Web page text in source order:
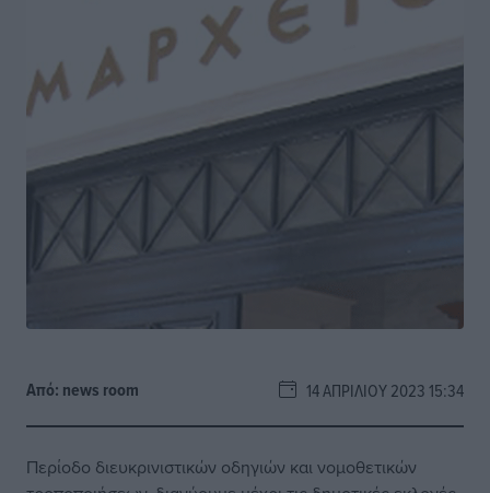
Από: news room 14 ΑΠΡΙΛΊΟΥ 2023 15:34
Περίοδο διευκρινιστικών οδηγιών και νομοθετικών